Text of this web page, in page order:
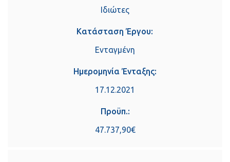
Ιδιώτες
Κατάσταση Έργου:
Ενταγμένη
Ημερομηνία Ένταξης:
17.12.2021
Προϋπ.:
47.737,90€